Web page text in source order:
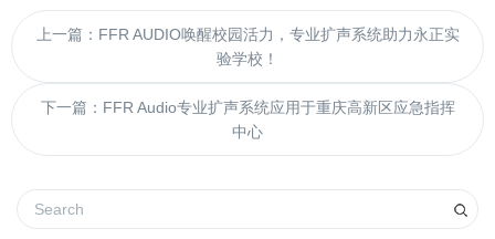
上一篇：FFR AUDIO唤醒校园活力，专业扩声系统助力永正实
验学校！
下一篇：FFR Audio专业扩声系统应用于重庆高新区应急指挥
中心